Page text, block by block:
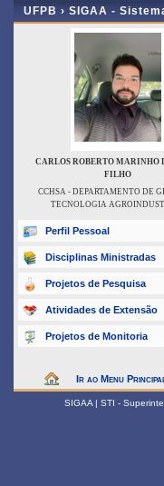
UFPB › SIGAA -
CARLOS ROBERTO MARINHO
FILHO
CCHSA - DEPARTAMENTO DE
TECNOLOGIA
Perfil Pessoal
Disciplinas Ministradas
Projetos de Pesquisa
Atividades de Extensão
Projetos de Monitoria
Ir ao Menu Principal
SIGAA | STI -